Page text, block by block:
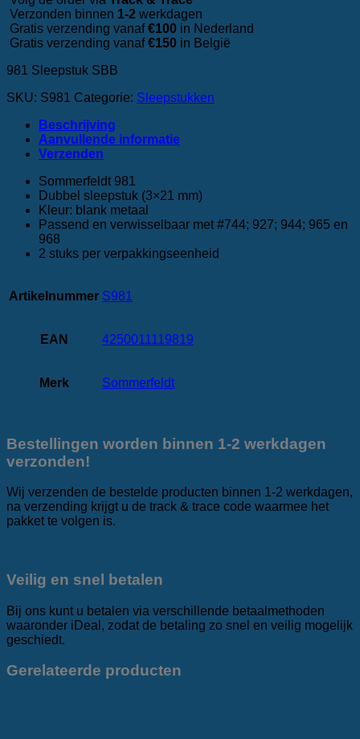
Verzonden binnen 1-2 werkdagen
Gratis verzending vanaf€100 in Nederland
Gratis verzending vanaf€150 in België
981 Sleepstuk SBB
SKU: S981 Categorie: Sleepstukken
Beschrijving
Aanvullende informatie
‎Verzenden
Sommerfeldt 981
Dubbel sleepstuk (3×21 mm)
Kleur: blank metaal
Passend en verwisselbaar met #744; 927; 944; 965 en
968
2 stuks per verpakkingseenheid
Artikelnummer S981
EAN 4250011119819
Merk Sommerfeldt
Bestellingen worden binnen 1-2 werkdagen
verzonden!
Wij verzenden de bestelde producten binnen 1-2 werkdagen,
na verzending krijgt u de track & trace code waarmee het
pakket te volgen is.
Veilig en snel betalen
Bij ons kunt u betalen via verschillende betaalmethoden
waaronder iDeal, zodat de betaling zo snel en veilig mogelijk
geschiedt.
Gerelateerde producten